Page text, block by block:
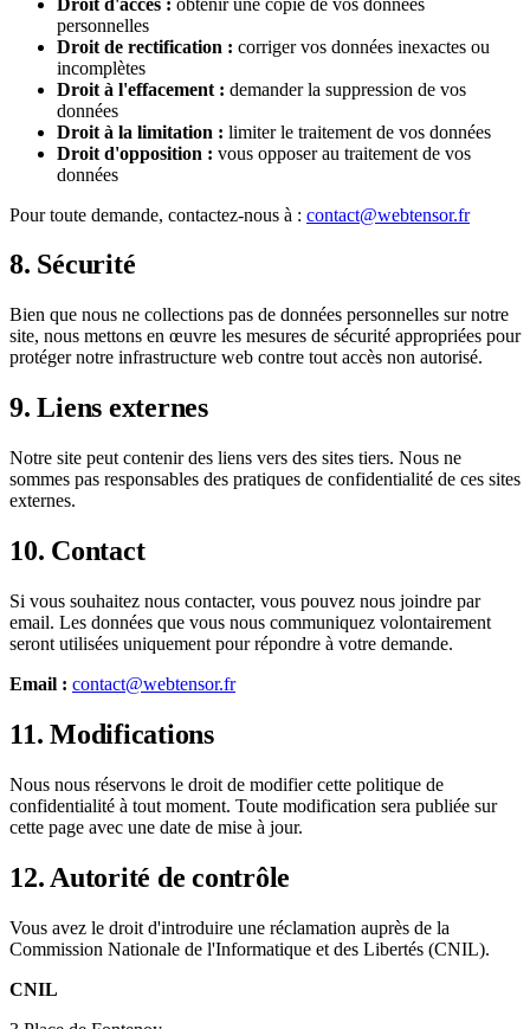
personnelles
Droit de rectification : corriger vos données inexactes ou
incomplètes
Droit à l'effacement : demander la suppression de vos
données
Droit à la limitation : limiter le traitement de vos données
Droit d'opposition : vous opposer au traitement de vos
données
Pour toute demande, contactez-nous à : contact@webtensor.fr
8. Sécurité
Bien que nous ne collections pas de données personnelles sur notre
site, nous mettons en œuvre les mesures de sécurité appropriées pour
protéger notre infrastructure web contre tout accès non autorisé.
9. Liens externes
Notre site peut contenir des liens vers des sites tiers. Nous ne
sommes pas responsables des pratiques de confidentialité de ces sites
externes.
10. Contact
Si vous souhaitez nous contacter, vous pouvez nous joindre par
email. Les données que vous nous communiquez volontairement
seront utilisées uniquement pour répondre à votre demande.
Email : contact@webtensor.fr
11. Modifications
Nous nous réservons le droit de modifier cette politique de
confidentialité à tout moment. Toute modification sera publiée sur
cette page avec une date de mise à jour.
12. Autorité de contrôle
Vous avez le droit d'introduire une réclamation auprès de la
Commission Nationale de l'Informatique et des Libertés (CNIL).
CNIL